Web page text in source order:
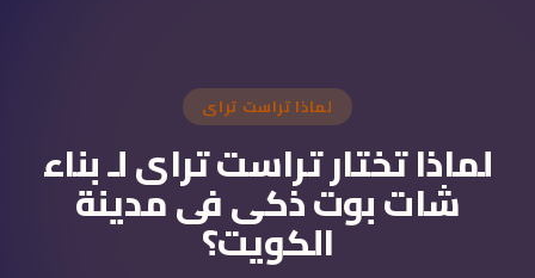
لماذا تراست تراى
لماذا تختار تراست تراى لـ بناء
شات بوت ذكى فى مدينة
الكويت؟